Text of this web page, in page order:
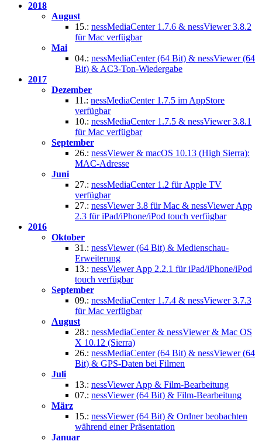
2018
August
15.: nessMediaCenter 1.7.6 & nessViewer 3.8.2
für Mac verfügbar
Mai
04.: nessMediaCenter (64 Bit) & nessViewer (64
Bit) & AC3-Ton-Wiedergabe
2017
Dezember
11.: nessMediaCenter 1.7.5 im AppStore
verfügbar
10.: nessMediaCenter 1.7.5 & nessViewer 3.8.1
für Mac verfügbar
September
26.: nessViewer & macOS 10.13 (High Sierra):
MAC-Adresse
Juni
27.: nessMediaCenter 1.2 für Apple TV
verfügbar
27.: nessViewer 3.8 für Mac & nessViewer App
2.3 für iPad/iPhone/iPod touch verfügbar
2016
Oktober
31.: nessViewer (64 Bit) & Medienschau-
Erweiterung
13.: nessViewer App 2.2.1 für iPad/iPhone/iPod
touch verfügbar
September
09.: nessMediaCenter 1.7.4 & nessViewer 3.7.3
für Mac verfügbar
August
28.: nessMediaCenter & nessViewer & Mac OS
X 10.12 (Sierra)
26.: nessMediaCenter (64 Bit) & nessViewer (64
Bit) & GPS-Daten bei Filmen
Juli
13.: nessViewer App & Film-Bearbeitung
07.: nessViewer (64 Bit) & Film-Bearbeitung
März
15.: nessViewer (64 Bit) & Ordner beobachten
während einer Präsentation
Januar